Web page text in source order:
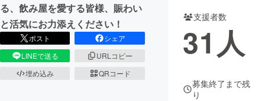
る、飲み屋を愛する皆様、賑わい
と活気にお力添えください！
ポスト
シェア
LINEで送る
URLコピー
埋め込み
QRコード
支援者数
31 人
募集終了まで残
り